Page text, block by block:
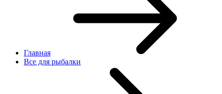
Главная
Все для рыбалки